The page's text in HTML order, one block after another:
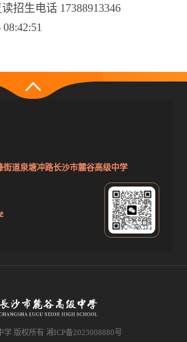
招生电话 17388913346
街道泉塘冲路长沙市麓谷高级中学
学 版权所有 湘ICP备2023008880号